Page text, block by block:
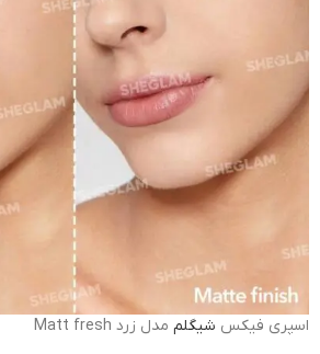
اسپری فیکس شیگلم مدل زرد Matt fresh